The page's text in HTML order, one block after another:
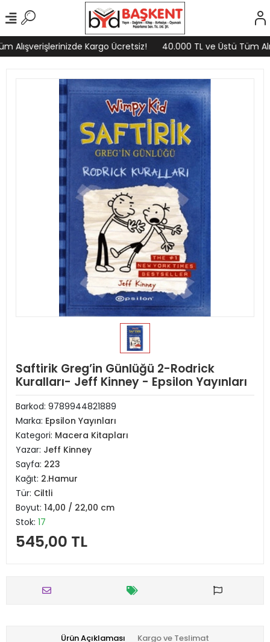
Alışverişlerinizde Kargo Ücretsiz! 40.000 TL ve Üstü Tüm
Saftirik Greg’in Günlüğü 2-Rodrick
Kuralları- Jeff Kinney - Epsilon Yayınları
Barkod: 9789944821889
Marka: Epsilon Yayınları
Kategori: Macera Kitapları
Yazar: Jeff Kinney
Sayfa: 223
Kağıt: 2.Hamur
Tür: Ciltli
Boyut: 14,00 / 22,00 cm
Stok: 17
545,00 TL
Ürün Açıklaması Kargo ve Teslimat